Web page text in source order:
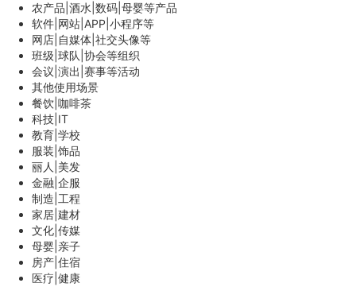
农产品|酒水|数码|母婴等产品
软件|网站|APP|小程序等
网店|自媒体|社交头像等
班级|球队|协会等组织
会议|演出|赛事等活动
其他使用场景
餐饮|咖啡茶
科技|IT
教育|学校
服装|饰品
丽人|美发
金融|企服
制造|工程
家居|建材
文化|传媒
母婴|亲子
房产|住宿
医疗|健康